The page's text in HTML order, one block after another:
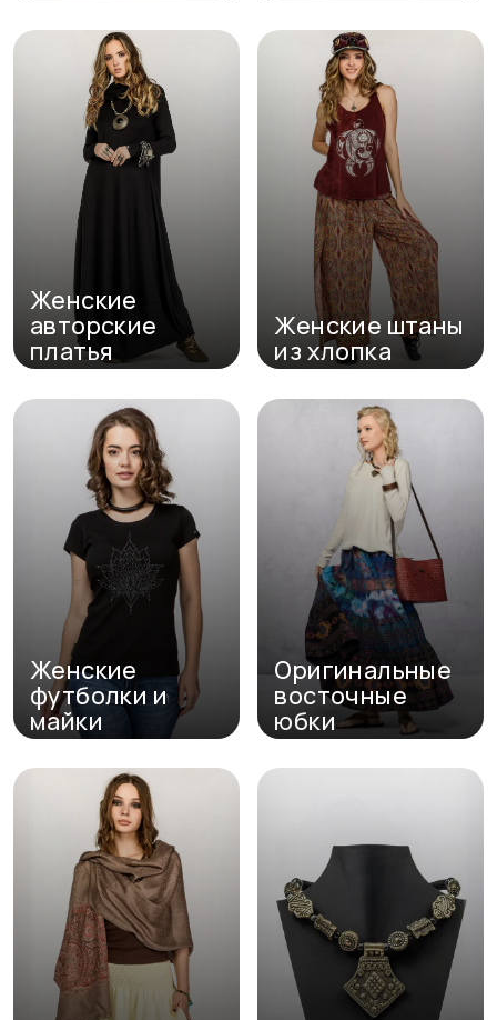
Перейти в каталог Перейти в каталог
Женские
авторские
платья
Перейти в каталог
Женские штаны
из хлопка
Перейти в каталог
Женские
футболки и
майки
Перейти в каталог
Оригинальные
восточные
юбки